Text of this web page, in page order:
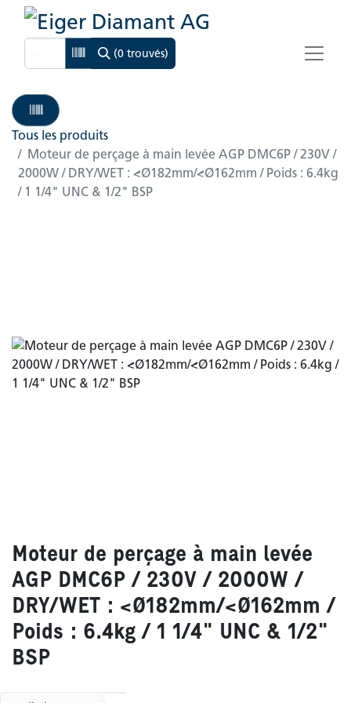
(0 trouvés)
Tous les produits
Moteur de perçage à main levée AGP DMC6P / 230V /
2000W / DRY/WET : <Ø182mm/<Ø162mm / Poids : 6.4kg
/ 1 1/4" UNC & 1/2" BSP
Moteur de perçage à main levée
AGP DMC6P / 230V / 2000W /
DRY/WET : <Ø182mm/<Ø162mm /
Poids : 6.4kg / 1 1/4" UNC & 1/2"
BSP